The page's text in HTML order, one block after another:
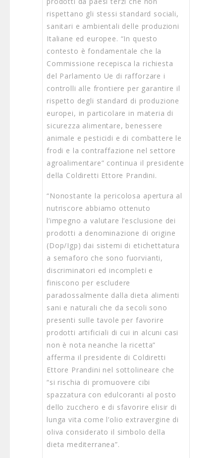
rispettano gli stessi standard sociali,
sanitari e ambientali delle produzioni
Italiane ed europee. “In questo
contesto è fondamentale che la
Commissione recepisca la richiesta
del Parlamento Ue di rafforzare i
controlli alle frontiere per garantire il
rispetto degli standard di produzione
europei, in particolare in materia di
sicurezza alimentare, benessere
animale e pesticidi e di combattere le
frodi e la contraffazione nel settore
agroalimentare” continua il presidente
della Coldiretti Ettore Prandini.
“Nonostante la pericolosa apertura al
nutriscore abbiamo ottenuto
l’impegno a valutare l’esclusione dei
prodotti a denominazione di origine
(Dop/Igp) dai sistemi di etichettatura
a semaforo che sono fuorvianti,
discriminatori ed incompleti e
finiscono per escludere
paradossalmente dalla dieta alimenti
sani e naturali che da secoli sono
presenti sulle tavole per favorire
prodotti artificiali di cui in alcuni casi
non è nota neanche la ricetta”
afferma il presidente di Coldiretti
Ettore Prandini nel sottolineare che
“si rischia di promuovere cibi
spazzatura con edulcoranti al posto
dello zucchero e di sfavorire elisir di
lunga vita come l’olio extravergine di
oliva considerato il simbolo della
dieta mediterranea”.